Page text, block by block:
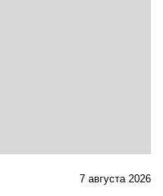
7 августа 2026